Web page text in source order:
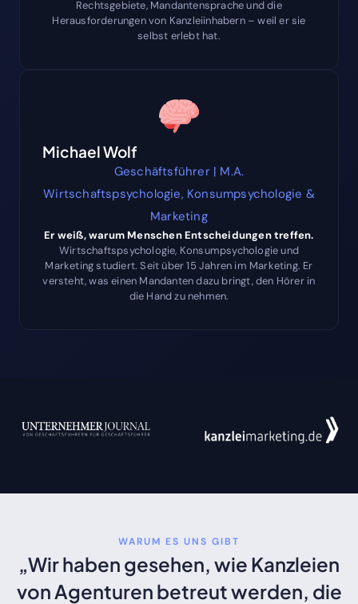
Rechtsgebiete, Mandantensprache und die
Herausforderungen von Kanzleiinhabern – weil er sie
selbst erlebt hat.
Michael Wolf
Geschäftsführer | M.A.
Wirtschaftspsychologie, Konsumpsychologie &
Marketing
Er weiß, warum Menschen Entscheidungen treffen.
Wirtschaftspsychologie, Konsumpsychologie und
Marketing studiert. Seit über 15 Jahren im Marketing. Er
versteht, was einen Mandanten dazu bringt, den Hörer in
die Hand zu nehmen.
WARUM ES UNS GIBT
„Wir haben gesehen, wie Kanzleien
von Agenturen betreut werden, die